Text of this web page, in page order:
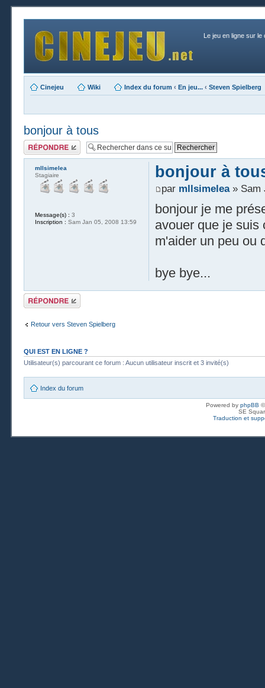
Le jeu en ligne sur le
Cinejeu Wiki Index du forum ‹ En jeu... ‹ Steven Spielberg
bonjour à tous
Publier une
réponse
bonjour à
par mllsimelea» Sam
bonjour je me
avouer que je suis
m'aider un peu ou
bye bye...
mllsimelea
Stagiaire
Message(s) : 3
Inscription : Sam Jan 05, 2008 13:59
Publier une
réponse
Retour vers Steven Spielberg
QUI EST EN LIGNE ?
Utilisateur(s) parcourant ce forum : Aucun utilisateur inscrit et 3 invité(s)
Index du forum
Powered by phpBB
SE
Traduction et